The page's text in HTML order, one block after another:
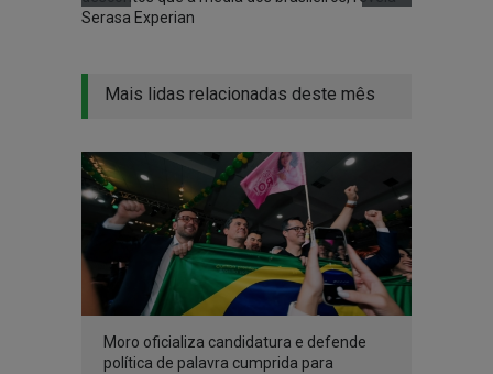
Serasa Experian
Mais lidas relacionadas deste mês
Moro oficializa candidatura e defende
política de palavra cumprida para